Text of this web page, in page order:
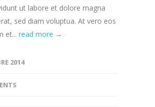
ut labore et dolore magna
sed diam voluptua. At vero eos
et... read more →
2014